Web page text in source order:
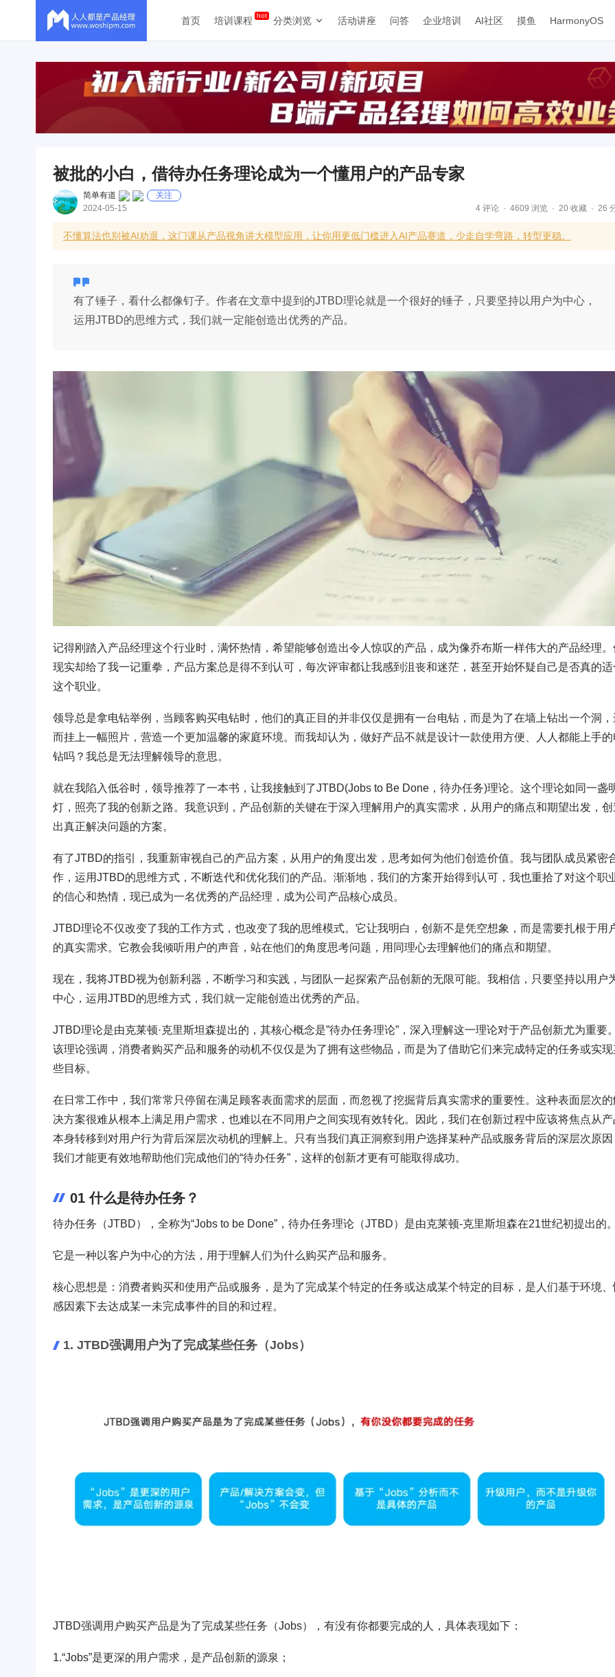
首页 培训课程 分类浏览 活动讲座 问答 企业培训 AI社区 摸鱼 HarmonyOS
被批的小白，借待办任务理论成为一个懂用户的产品专家
简单有道
关注
2024-05-15
4 评论 4609 浏览 20 收藏 26
不懂算法也别被AI劝退，这门课从产品视角讲大模型应用，让你用更低门槛进入AI产品赛道，少走自学弯路，转型更稳。
有了锤子，看什么都像钉子。作者在文章中提到的JTBD理论就是一个很好的锤子，只要坚持以用户为中心，
运用JTBD的思维方式，我们就一定能创造出优秀的产品。
记得刚踏入产品经理这个行业时，满怀热情，希望能够创造出令人惊叹的产品，成为像乔布斯一样伟大的产品经理。
现实却给了我一记重拳，产品方案总是得不到认可，每次评审都让我感到沮丧和迷茫，甚至开始怀疑自己是否真的适
这个职业。
领导总是拿电钻举例，当顾客购买电钻时，他们的真正目的并非仅仅是拥有一台电钻，而是为了在墙上钻出一个洞，
而挂上一幅照片，营造一个更加温馨的家庭环境。而我却认为，做好产品不就是设计一款使用方便、人人都能上手的
钻吗？我总是无法理解领导的意思。
就在我陷入低谷时，领导推荐了一本书，让我接触到了JTBD(Jobs to Be Done，待办任务)理论。这个理论如同一盏
灯，照亮了我的创新之路。我意识到，产品创新的关键在于深入理解用户的真实需求，从用户的痛点和期望出发，创
出真正解决问题的方案。
有了JTBD的指引，我重新审视自己的产品方案，从用户的角度出发，思考如何为他们创造价值。我与团队成员紧密
作，运用JTBD的思维方式，不断迭代和优化我们的产品。渐渐地，我们的方案开始得到认可，我也重拾了对这个职
的信心和热情，现已成为一名优秀的产品经理，成为公司产品核心成员。
JTBD理论不仅改变了我的工作方式，也改变了我的思维模式。它让我明白，创新不是凭空想象，而是需要扎根于用
的真实需求。它教会我倾听用户的声音，站在他们的角度思考问题，用同理心去理解他们的痛点和期望。
现在，我将JTBD视为创新利器，不断学习和实践，与团队一起探索产品创新的无限可能。我相信，只要坚持以用户
中心，运用JTBD的思维方式，我们就一定能创造出优秀的产品。
JTBD理论是由克莱顿·克里斯坦森提出的，其核心概念是”待办任务理论”，深入理解这一理论对于产品创新尤为重要
该理论强调，消费者购买产品和服务的动机不仅仅是为了拥有这些物品，而是为了借助它们来完成特定的任务或实现
些目标。
在日常工作中，我们常常只停留在满足顾客表面需求的层面，而忽视了挖掘背后真实需求的重要性。这种表面层次的
决方案很难从根本上满足用户需求，也难以在不同用户之间实现有效转化。因此，我们在创新过程中应该将焦点从产
本身转移到对用户行为背后深层次动机的理解上。只有当我们真正洞察到用户选择某种产品或服务背后的深层次原因
我们才能更有效地帮助他们完成他们的“待办任务”，这样的创新才更有可能取得成功。
01 什么是待办任务？
待办任务（JTBD），全称为“Jobs to be Done”，待办任务理论（JTBD）是由克莱顿-克里斯坦森在21世纪初提出的
它是一种以客户为中心的方法，用于理解人们为什么购买产品和服务。
核心思想是：消费者购买和使用产品或服务，是为了完成某个特定的任务或达成某个特定的目标，是人们基于环境、
感因素下去达成某一未完成事件的目的和过程。
1. JTBD强调用户为了完成某些任务（Jobs）
JTBD强调用户购买产品是为了完成某些任务（Jobs），有没有你都要完成的人，具体表现如下：
1.“Jobs”是更深的用户需求，是产品创新的源泉；